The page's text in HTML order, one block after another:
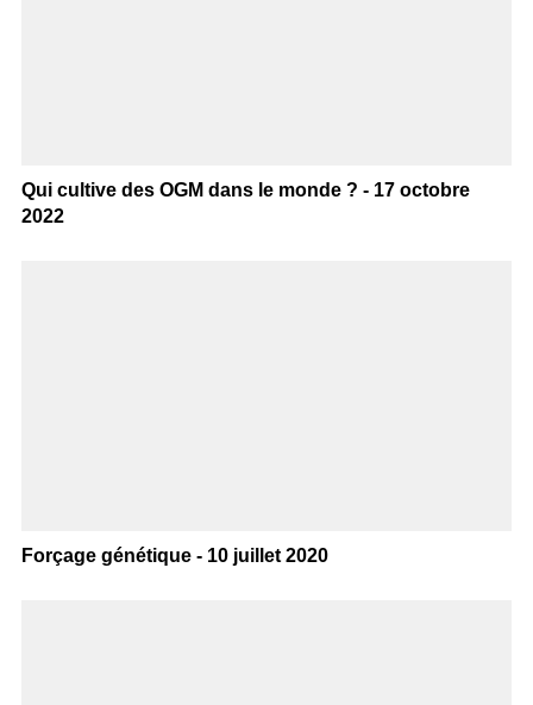
Qui cultive des OGM dans le monde ? - 17 octobre
2022
Forçage génétique - 10 juillet 2020